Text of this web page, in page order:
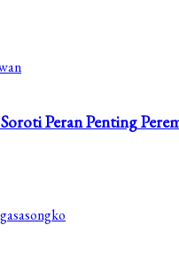
Peran Penting